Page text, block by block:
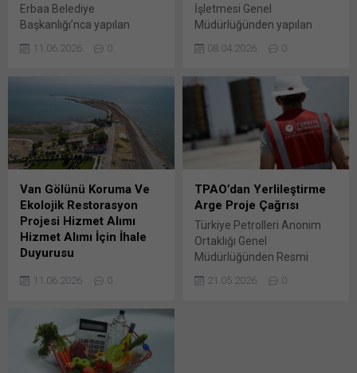
Erbaa Belediye
Başkanlığı’nca yapılan
parkına dahil edilmek üzere
numaralı dosya konusu 3
kısmi kalemden oluşan
toplamda 17 Bunu paylaş:
X'te paylaşmak için tıklayın
(Yeni pencerede açılır) X
Linkedln üzerinden
paylaşmak için tıklayın (Yeni
pencerede açılır) LinkedIn
WhatsApp'ta paylaşmak için
tıklayın (Yeni pencerede
açılır) WhatsApp
Facebook'ta paylaşmak için
11.06.2026 0
İşletmesi Genel
Müdürlüğünden yapılan
Yönetmeliği Kapsamında
Monitörü Temini İşi Açık
İhale Usulü ile İhale
Edilecektir. Bunu paylaş: X'te
paylaşmak için tıklayın (Yeni
pencerede açılır) X Linkedln
üzerinden paylaşmak için
tıklayın (Yeni pencerede
açılır) LinkedIn WhatsApp'ta
paylaşmak için tıklayın (Yeni
pencerede açılır) WhatsApp
Facebook'ta paylaşmak için
tıklayın (Yeni...
08.04.2026 0
Van Gölünü Koruma Ve
Ekolojik Restorasyon
Projesi Hizmet Alımı
Hizmet Alımı İçin İhale
Duyurusu
Değişikliği Bakanlığı Tabiat
Müdürlüğü’nce yapılan
duyuruya göre,
2026/987336 İKN numaralı
dosya konusu Van Gölünü
11.06.2026 0
TPAO’dan Yerlileştirme
Arge Proje Çağrısı
Türkiye Petrolleri Anonim
Ortaklığı Genel
Müdürlüğünden Resmi
göre, Yer Altı Üretim Rod
21.05.2026 0